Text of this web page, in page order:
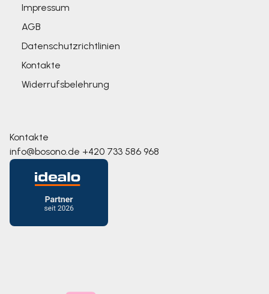
Impressum
AGB
Datenschutzrichtlinien
Kontakte
Widerrufsbelehrung
Kontakte
info@bosono.de +420 733 586 968